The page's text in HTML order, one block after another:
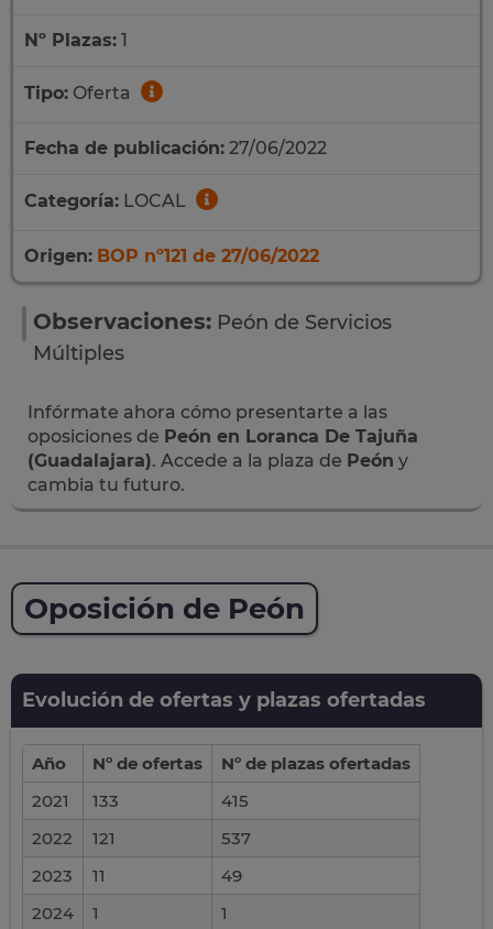
Nº Plazas: 1
Tipo: Oferta
Fecha de publicación: 27/06/2022
Categoría: LOCAL
Origen: BOP nº121 de 27/06/2022
Observaciones: Peón de Servicios
Múltiples
Infórmate ahora cómo presentarte a las
oposiciones de Peón en Loranca De Tajuña
(Guadalajara). Accede a la plaza de Peón y
cambia tu futuro.
Oposición de Peón
Evolución de ofertas y plazas ofertadas
Año Nº de ofertas
Nº de plazas ofertadas
2021
133
415
2022
121
537
2023
11
49
2024
1
1